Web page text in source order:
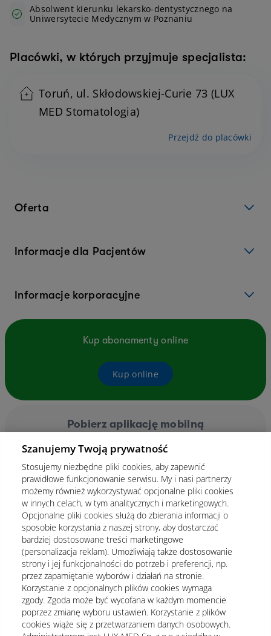
Absolwent kierunku lekarsko-dentystycznego na
Uniwersytecie Medycznym w Poznaniu
Placówki, w których przyjmuje specjalista:
Toruń, ul. Skłodowskiej-Curie 73 (LUX
MED Stomatologia)
Przejdź do placówki
Oferta
Informacje dla Pacjentów
Informacje korporacyjne
Kup abonamenty online
Kup online
Pobierz aplikację mobilną
Szanujemy Twoją prywatność
Stosujemy niezbędne pliki cookies, aby zapewnić
prawidłowe funkcjonowanie serwisu. My i nasi partnerzy
możemy również wykorzystywać opcjonalne pliki cookies
w innych celach, w tym analitycznych i marketingowych.
Opcjonalne pliki cookies służą do zbierania informacji o
sposobie korzystania z naszej strony, aby dostarczać
bardziej dostosowane treści marketingowe
(personalizacja reklam). Umożliwiają także dostosowanie
strony i jej funkcjonalności do potrzeb i preferencji, np.
przez zapamiętanie wyborów i działań na stronie.
Korzystanie z opcjonalnych plików cookies wymaga
zgody. Zgoda może być wycofana w każdym momencie
poprzez zmianę wyboru ustawień. Korzystanie z plików
cookies wiąże się z przetwarzaniem danych osobowych.